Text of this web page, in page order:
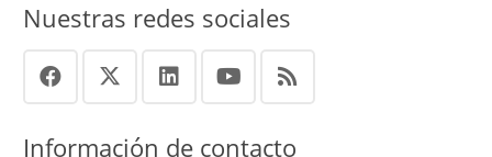
Nuestras redes sociales
Información de contacto